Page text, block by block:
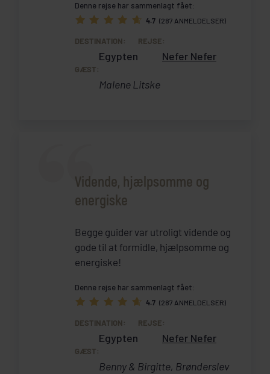
Denne rejse har sammenlagt fået:
4.7 (287 ANMELDELSER)
DESTINATION:
Egypten
REJSE:
Nefer Nefer
GÆST:
Malene Litske
Vidende, hjælpsomme og
energiske
Begge guider var utroligt vidende og
gode til at formidle, hjælpsomme og
energiske!
Denne rejse har sammenlagt fået:
4.7 (287 ANMELDELSER)
DESTINATION:
Egypten
REJSE:
Nefer Nefer
GÆST:
Benny & Birgitte, Brønderslev